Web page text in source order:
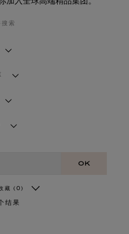
们
搜索
OK
藏 (0)
结果